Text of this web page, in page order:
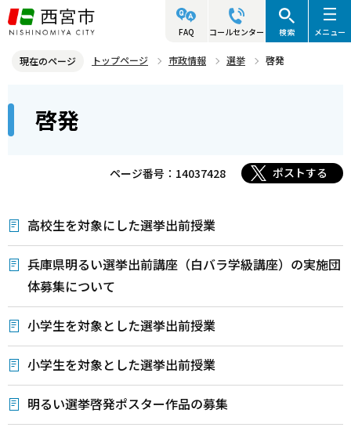
こ
の
ジ
先
FAQ コールセンター 検索 メニュー
現在のページ トップページ 市政情報 選挙 啓発
こ
啓発
ページ番号：14037428 ポストする
高校生を対象にした選挙出前授業
兵庫県明るい選挙出前講座（白バラ学級講座）の実施団
体募集について
小学生を対象とした選挙出前授業
小学生を対象とした選挙出前授業
明るい選挙啓発ポスター作品の募集